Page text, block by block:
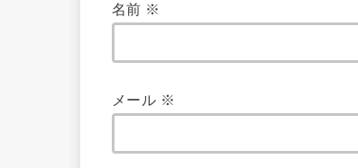
名前 ※
メール ※